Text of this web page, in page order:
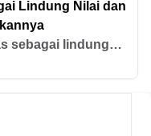
Lindung Nilai dan
sebagai lindung
aset saat
Temukan cara